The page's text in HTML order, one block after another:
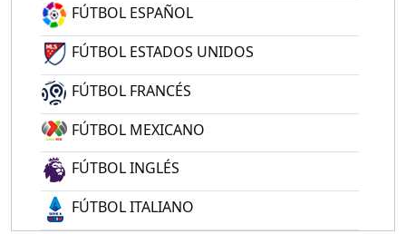
FÚTBOL ESPAÑOL
FÚTBOL ESTADOS UNIDOS
FÚTBOL FRANCÉS
FÚTBOL MEXICANO
FÚTBOL INGLÉS
FÚTBOL ITALIANO